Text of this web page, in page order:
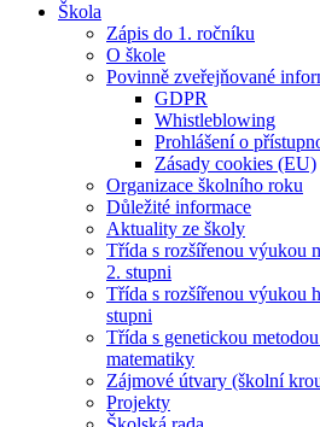
Škola
Zápis do 1. ročníku
O škole
Povinně zveřejňované
GDPR
Whistleblowing
Prohlášení o
Zásady cookies (EU)
Organizace školního roku
Důležité informace
Aktuality ze školy
Třída s rozšířenou výukou
2. stupni
Třída s rozšířenou výukou
stupni
Třída s genetickou
matematiky
Zájmové útvary (školní
Projekty